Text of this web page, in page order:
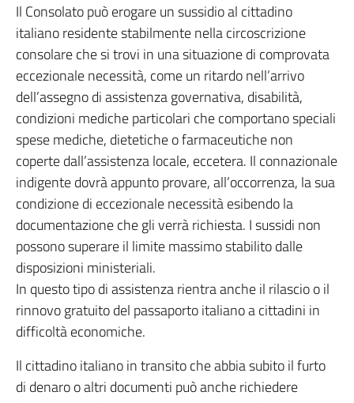
Il Consolato può erogare un sussidio al cittadino
italiano residente stabilmente nella circoscrizione
consolare che si trovi in una situazione di comprovata
eccezionale necessità, come un ritardo nell’arrivo
dell’assegno di assistenza governativa, disabilità,
condizioni mediche particolari che comportano speciali
spese mediche, dietetiche o farmaceutiche non
coperte dall’assistenza locale, eccetera. Il connazionale
indigente dovrà appunto provare, all’occorrenza, la sua
condizione di eccezionale necessità esibendo la
documentazione che gli verrà richiesta. I sussidi non
possono superare il limite massimo stabilito dalle
disposizioni ministeriali.
In questo tipo di assistenza rientra anche il rilascio o il
rinnovo gratuito del passaporto italiano a cittadini in
difficoltà economiche.
Il cittadino italiano in transito che abbia subito il furto
di denaro o altri documenti può anche richiedere